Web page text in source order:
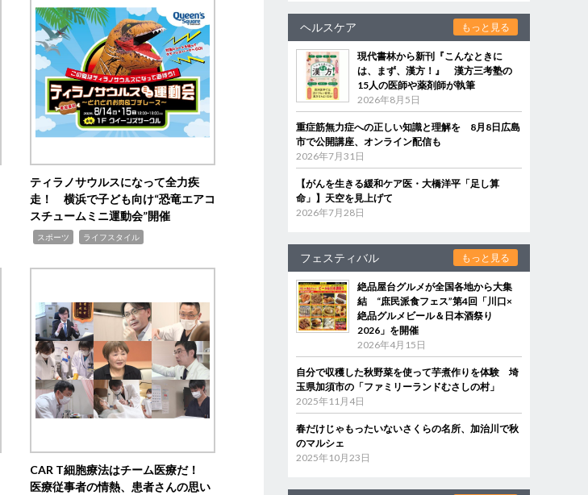
ティラノサウルスになって全力疾
走！ 横浜で子ども向け“恐竜エアコ
スチュームミニ運動会”開催
スポーツ ライフスタイル
CAR T細胞療法はチーム医療だ！
医療従事者の情熱、患者さんの思い
ヘルスケア もっと見る
現代書林から新刊『こんなときに
は、まず、漢方！』 漢方三考塾の
15人の医師や薬剤師が執筆
2026年8月5日
重症筋無力症への正しい知識と理解を 8月8日広島
市で公開講座、オンライン配信も
2026年7月31日
【がんを生きる緩和ケア医・大橋洋平「足し算
命」】天空を見上げて
2026年7月28日
フェスティバル もっと見る
絶品屋台グルメが全国各地から大集
結 “庶民派食フェス”第4回「川口×
絶品グルメビール＆日本酒祭り
2026」を開催
2026年4月15日
自分で収穫した秋野菜を使って芋煮作りを体験 埼
玉県加須市の「ファミリーランドむさしの村」
2025年11月4日
春だけじゃもったいないさくらの名所、加治川で秋
のマルシェ
2025年10月23日